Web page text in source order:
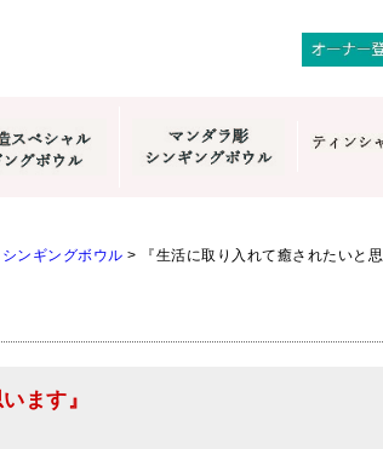
ンギングボウル > 『生活に取り入れて癒されたいと思
ます』